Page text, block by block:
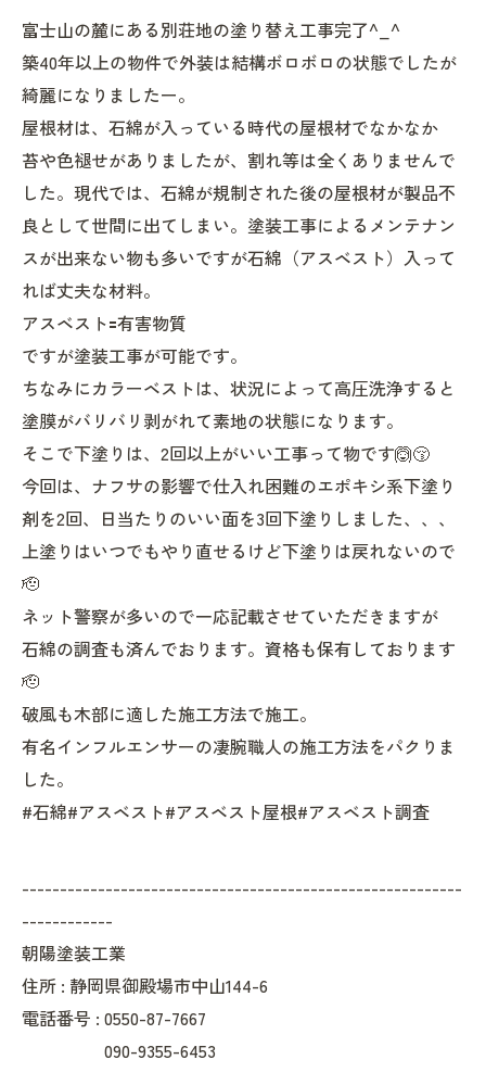
富士山の麓にある別荘地の塗り替え工事完了^_^
築40年以上の物件で外装は結構ボロボロの状態でしたが
綺麗になりましたー。
屋根材は、石綿が入っている時代の屋根材でなかなか
苔や色褪せがありましたが、割れ等は全くありませんで
した。現代では、石綿が規制された後の屋根材が製品不
良として世間に出てしまい。塗装工事によるメンテナン
スが出来ない物も多いですが石綿（アスベスト）入って
れば丈夫な材料。
アスベスト🟰有害物質
ですが塗装工事が可能です。
ちなみにカラーベストは、状況によって高圧洗浄すると
塗膜がバリバリ剥がれて素地の状態になります。
そこで下塗りは、2回以上がいい工事って物です🙆😚
今回は、ナフサの影響で仕入れ困難のエポキシ系下塗り
剤を2回、日当たりのいい面を3回下塗りしました、、、
上塗りはいつでもやり直せるけど下塗りは戻れないので
🫡
ネット警察が多いので一応記載させていただきますが
石綿の調査も済んでおります。資格も保有しております
🫡
破風も木部に適した施工方法で施工。
有名インフルエンサーの凄腕職人の施工方法をパクりま
した。
#石綿#アスベスト#アスベスト屋根#アスベスト調査
----------------------------------------------------------
------------
朝陽塗装工業
住所 : 静岡県御殿場市中山144-6
電話番号 : 0550-87-7667
090-9355-6453